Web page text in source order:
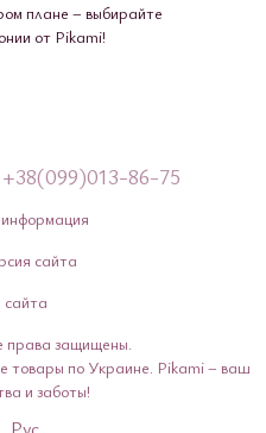
плане – выбирайте
от Pikami!
+38(099)013-86-75
сайта
защищены.
товары по Украине. Pikami – ваш
и заботы!